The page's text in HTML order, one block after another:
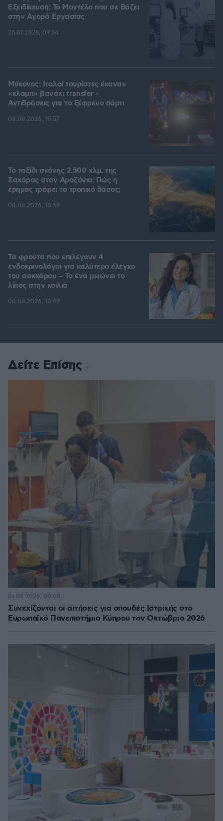
Εξειδίκευση: Το Mοντέλο που σε Bάζει
στην Aγορά Eργασίας
26.07.2026, 09:54
Μύκονος: Ιταλοί τουρίστες έκαναν
«κλαμπ» βανάκι transfer -
Αντιδράσεις για το ξέφρενο πάρτι
08.08.2026, 10:57
Το ταξίδι σκόνης 2.500 χλμ. της
Σαχάρας στον Αμαζόνιο: Πώς η
έρημος τρέφει το τροπικό δάσος;
08.08.2026, 10:59
Τα φρούτα που επιλέγουν 4
ενδοκρινολόγοι για καλύτερο έλεγχο
του σακχάρου – Το ένα μειώνει το
λίπος στην κοιλιά
08.08.2026, 10:02
Δείτε Επίσης
Συνεχίζονται οι αιτήσεις για σπουδές Ιατρικής στο
Ευρωπαϊκό Πανεπιστήμιο Κύπρου τον Οκτώβριο 2026
07.08.2026, 08:00